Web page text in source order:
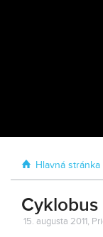
Hlavná stránka
15. augusta 2011,